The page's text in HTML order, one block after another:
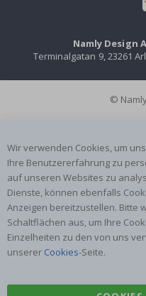
Namly Design
Terminalgatan 9, 23261
©
Wir verwenden Cookies, um
Ihre Benutzererfahrung zu
auf unseren Websites zu
Dienste, können ebenfalls
Anzeigen bereitzustellen. Bitte
Schaltflächen aus, um Ihre
Einzelheiten zu den von uns
unserer Cookies-Seite.